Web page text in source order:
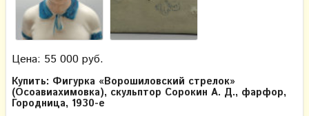
Цена: 55 000 руб.
Купить: Фигурка «Ворошиловский стрелок»
(Осоавиахимовка), скульптор Сорокин А. Д., фарфор,
Городница, 1930-е